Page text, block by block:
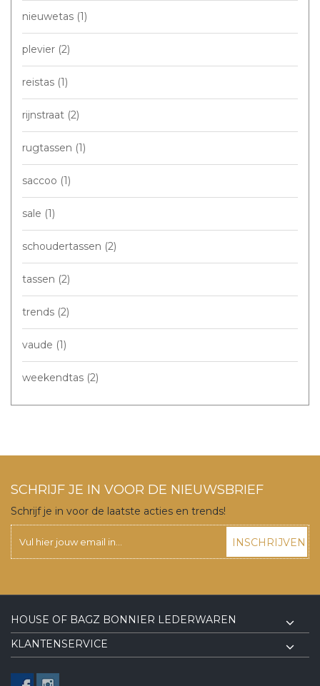
nieuwetas (1)
plevier (2)
reistas (1)
rijnstraat (2)
rugtassen (1)
saccoo (1)
sale (1)
schoudertassen (2)
tassen (2)
trends (2)
vaude (1)
weekendtas (2)
SCHRIJF JE IN VOOR DE NIEUWSBRIEF
Schrijf je in voor de laatste acties en trends!
INSCHRIJVEN
HOUSE OF BAGZ BONNIER LEDERWAREN
KLANTENSERVICE